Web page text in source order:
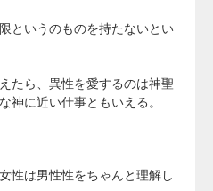
というのものを持たないとい
たら、異性を愛するのは神聖
神に近い仕事ともいえる。
性は男性性をちゃんと理解し